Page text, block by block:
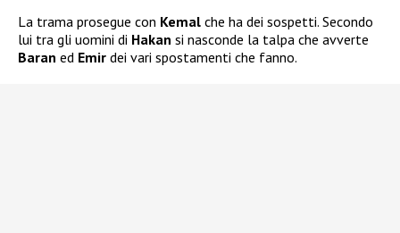
La trama prosegue con Kemal che ha dei sospetti. Secondo
lui tra gli uomini di Hakan si nasconde la talpa che avverte
Baran ed Emir dei vari spostamenti che fanno.